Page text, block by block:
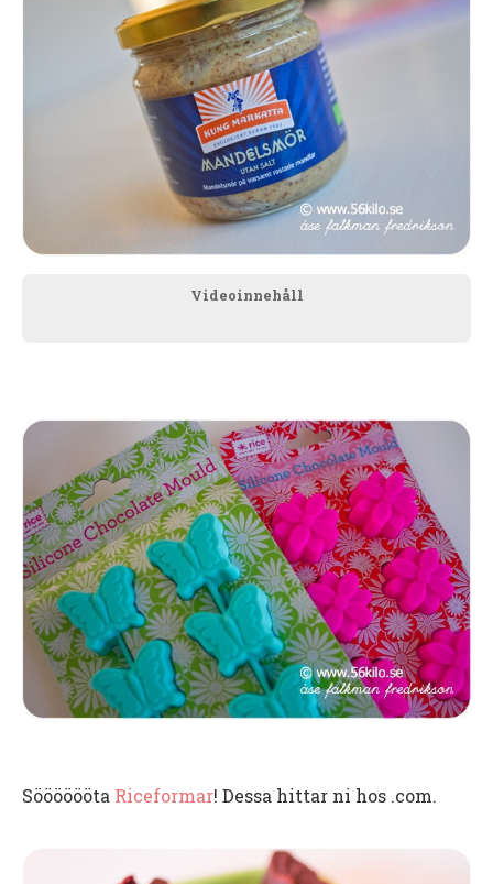
Videoinnehåll
Sööööööta Riceformar! Dessa hittar ni hos .com.